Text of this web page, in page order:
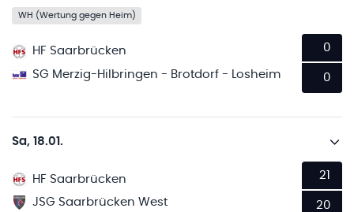
WH (Wertung gegen Heim)
HF Saarbrücken
SG Merzig-Hilbringen - Brotdorf - Losheim
0
0
Sa, 18.01.
HF Saarbrücken
JSG Saarbrücken West
21
20